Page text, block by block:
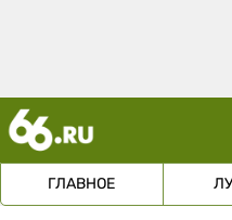
ГЛАВНОЕ